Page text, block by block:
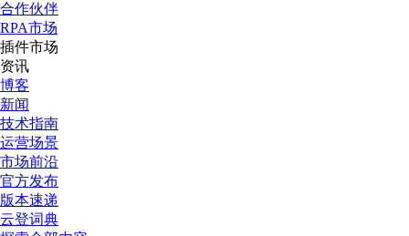
合作伙伴
RPA市场
插件市场
资讯
博客
新闻
技术指南
运营场景
市场前沿
官方发布
版本速递
云登词典